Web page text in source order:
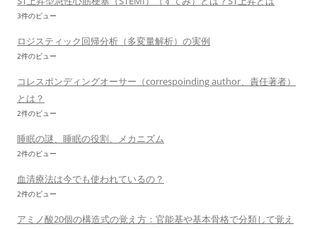
3件のビュー
ロジスティック回帰分析（多変量解析）の実例
2件のビュー
コレスポンディングオーサー（correspoinding author、責任著者）
とは？
2件のビュー
睡眠の謎、睡眠の役割、メカニズム
2件のビュー
血清療法は今でも使われているの？
2件のビュー
アミノ酸20個の構造式の覚え方：官能基や基本骨格で分類して覚え